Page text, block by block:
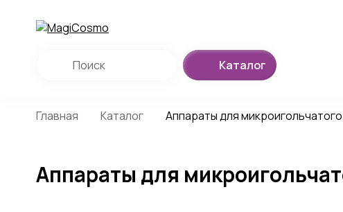
Каталог
Главная Каталог Аппараты для
Аппараты для